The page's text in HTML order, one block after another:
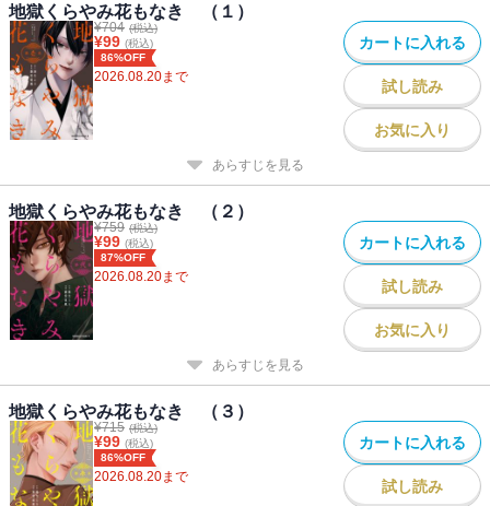
地獄くらやみ花もなき （１）
¥704 (税込)
¥99 (税込)
86%OFF
2026.08.20まで
カートに入れる
試し読み
お気に入り
あらすじを見る
地獄くらやみ花もなき （２）
¥759 (税込)
¥99 (税込)
87%OFF
2026.08.20まで
カートに入れる
試し読み
お気に入り
あらすじを見る
地獄くらやみ花もなき （３）
¥715 (税込)
¥99 (税込)
86%OFF
2026.08.20まで
カートに入れる
試し読み